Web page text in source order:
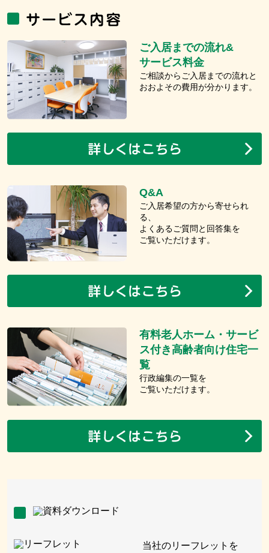
ご入居までの流れ&
サービス料金
ご相談からご入居までの流れと
おおよその費用が分かります。
Q&A
ご入居希望の方から寄せられ
る、
よくあるご質問と回答集を
ご覧いただけます。
有料老人ホーム・サービ
ス付き高齢者向け住宅一
覧
行政編集の一覧を
ご覧いただけます。
当社のリーフレットを